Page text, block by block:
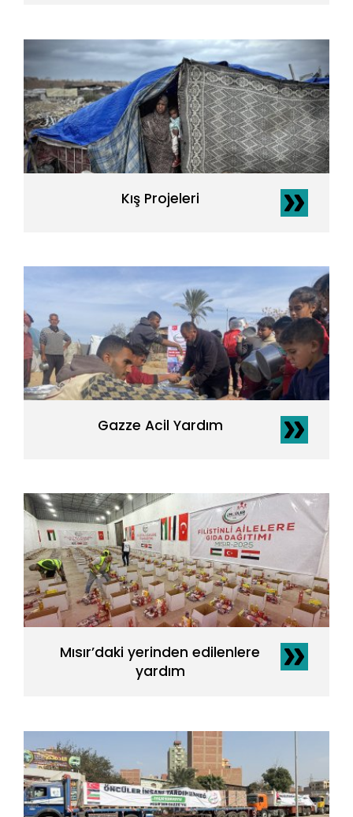
Kış Projeleri
Gazze Acil Yardım
Mısır’daki yerinden edilenlere
yardım